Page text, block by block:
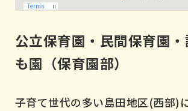
公立保育園・民間保育園
も園（保育園部）
子育て世代の多い島田地区(西部)